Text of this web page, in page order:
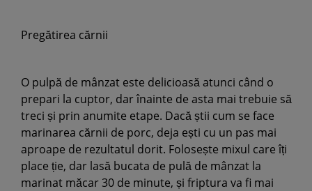
Pregătirea cărnii
O pulpă de mânzat este delicioasă atunci când o
prepari la cuptor, dar înainte de asta mai trebuie să
treci și prin anumite etape. Dacă știi cum se face
marinarea cărnii de porc, deja ești cu un pas mai
aproape de rezultatul dorit. Folosește mixul care îți
place ție, dar lasă bucata de pulă de mânzat la
marinat măcar 30 de minute, și friptura va fi mai